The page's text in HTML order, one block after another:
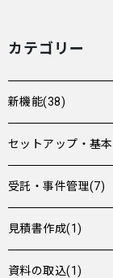
カテゴリー
新機能(38)
セットアップ・基
受託・事件管理(7)
見積書作成(1)
資料の取込(1)